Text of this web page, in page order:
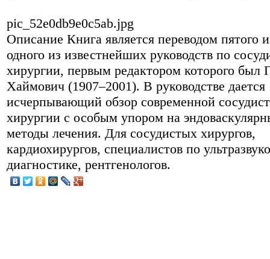
pic_52e0db9e0c5ab.jpg
Описание Книга является переводом пятого
одного из известнейших руководств по
хирургии, первым редактором которого был
Хаймович (1907–2001). В руководстве дается
исчерпывающий обзор современной
хирургии с особым упором на
методы лечения. Для сосудистых хирургов,
кардиохирургов, специалистов по
диагностике, рентгенологов.